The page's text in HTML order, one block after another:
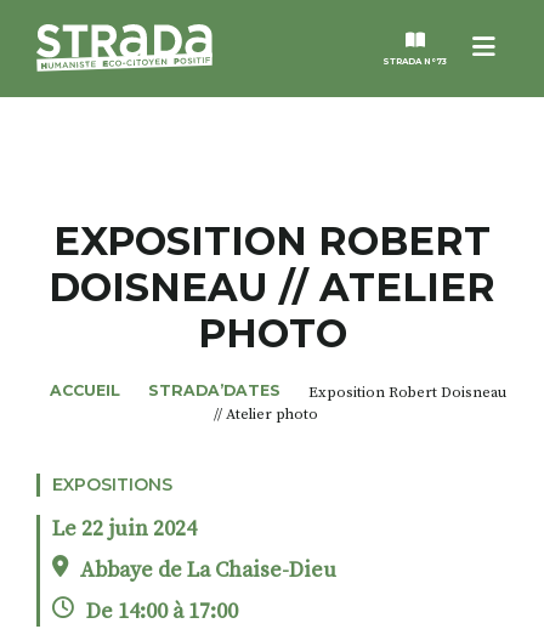
Menu
STRADA N°73
MAGAZINES
NOS THÈMES
EXPOSITION ROBERT
DOISNEAU // ATELIER
PHOTO
ACCUEIL STRADA’DATES
Exposition Robert Doisneau
// Atelier photo
EXPOSITIONS
Le 22 juin 2024
Abbaye de La Chaise-Dieu
De 14:00 à 17:00